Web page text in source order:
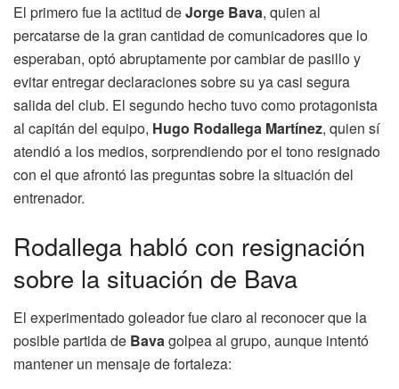
El primero fue la actitud deJorge Bava, quien al
percatarse de la gran cantidad de comunicadores que lo
esperaban, optó abruptamente por cambiar de pasillo y
evitar entregar declaraciones sobre su ya casi segura
salida del club. El segundo hecho tuvo como protagonista
al capitán del equipo, Hugo Rodallega Martínez, quien sí
atendió a los medios, sorprendiendo por el tono resignado
con el que afrontó las preguntas sobre la situación del
entrenador.
Rodallega habló con resignación
sobre la situación de Bava
El experimentado goleador fue claro al reconocer que la
posible partida de Bavagolpea al grupo, aunque intentó
mantener un mensaje de fortaleza: